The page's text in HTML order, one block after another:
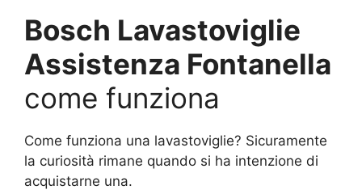
Bosch Lavastoviglie
Assistenza Fontanella
come funziona
Come funziona una lavastoviglie? Sicuramente
la curiosità rimane quando si ha intenzione di
acquistarne una.